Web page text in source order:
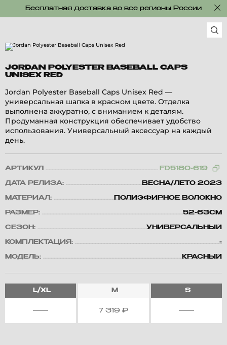
Бесплатная доставка во все регионы России
JORDAN POLYESTER BASEBALL CAPS
UNISEX RED
Jordan Polyester Baseball Caps Unisex Red —
универсальная шапка в красном цвете. Отделка
выполнена аккуратно, с вниманием к деталям.
Продуманная конструкция обеспечивает удобство
использования. Универсальный аксессуар на каждый
день.
АРТИКУЛ FD5180-619
ДАТА РЕЛИЗА: ВЕСНА/ЛЕТО 2023
МАТЕРИАЛ: ПОЛИЭФИРНОЕ ВОЛОКНО
РАЗМЕР: 52-63CM
СЕЗОН: УНИВЕРСАЛЬНЫЙ
КОМПЛЕКТАЦИЯ: -
МОДЕЛЬ: КРАСНЫЙ
L/XL M
7 319 ₽
S